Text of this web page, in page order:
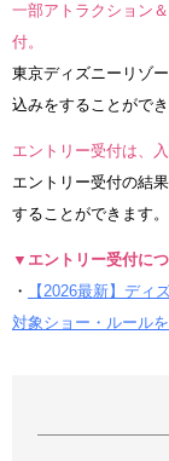
一部アトラクション
付。
東京ディズニーリゾ
込みをすることができ
エントリー受付は、
エントリー受付の結
することができます。
▼エントリー受付に
・
【2026最新】ディ
対象ショー・ルール